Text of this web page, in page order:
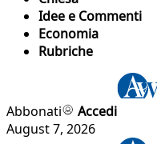
Idee e Commenti
Economia
Rubriche
Abbonati
Accedi
August 7, 2026